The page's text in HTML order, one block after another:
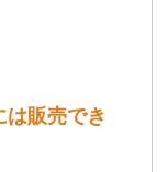
販売でき